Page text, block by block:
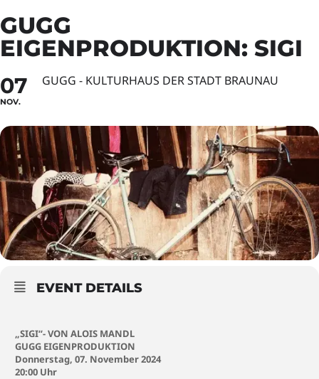
GUGG
EIGENPRODUKTION: SIGI
07
NOV.
GUGG - KULTURHAUS DER STADT BRAUNAU
EVENT DETAILS
„SIGI“- VON ALOIS MANDL
GUGG EIGENPRODUKTION
Donnerstag, 07. November 2024
20:00 Uhr